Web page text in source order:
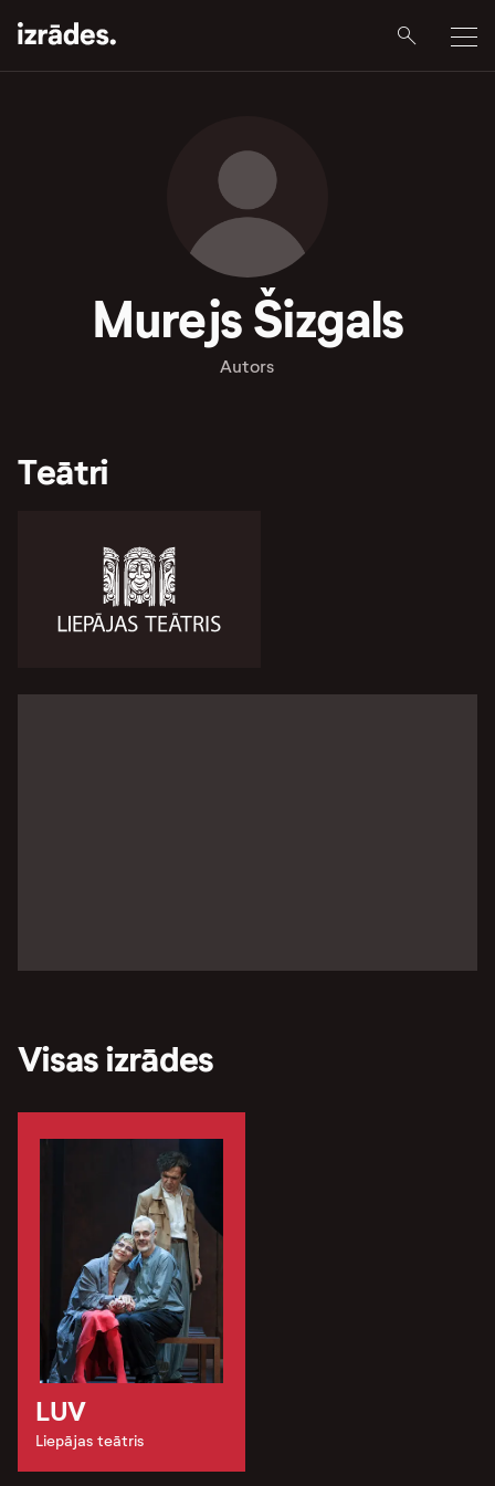
Murejs Šizgals
Autors
Teātri
Visas izrādes
LUV
Liepājas teātris